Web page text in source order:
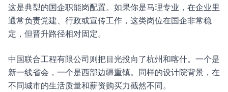
这是典型的国企职能岗配置。如果你是马理专业，在企业里
通常负责党建、行政或宣传工作，这类岗位在国企非常稳
定，但晋升路径相对固定。
中国联合工程有限公司则把目光投向了杭州和喀什。一个是
新一线省会，一个是西部边疆重镇。同样的设计院背景，在
不同城市的生活质量和薪资购买力截然不同。